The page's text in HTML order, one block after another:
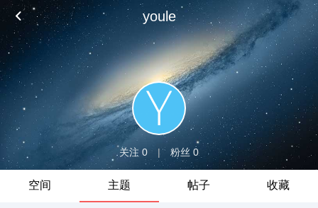
youle
关注 0 | 粉丝 0
空间 主题 帖子 收藏